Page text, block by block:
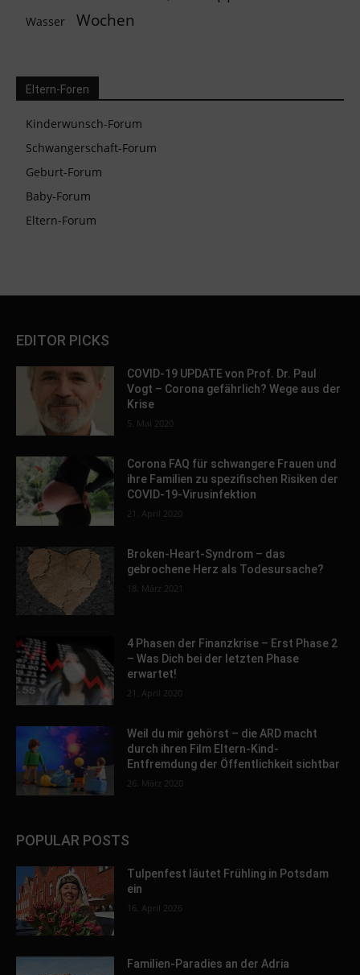
Wasser Wochen
Eltern-Foren
Kinderwunsch-Forum
Schwangerschaft-Forum
Geburt-Forum
Baby-Forum
Eltern-Forum
EDITOR PICKS
COVID-19 UPDATE von Prof. Dr. Paul
Vogt – Corona gefährlich? Wege aus der
Krise
5. Mai 2020
Corona FAQ für schwangere Frauen und
ihre Familien zu spezifischen Risiken der
COVID-19-Virusinfektion
21. April 2020
Broken-Heart-Syndrom – das
gebrochene Herz als Todesursache?
18. März 2021
4 Phasen der Finanzkrise – Erst Phase 2
– Was Dich bei der letzten Phase
erwartet!
21. April 2020
Weil du mir gehörst – die ARD macht
durch ihren Film Eltern-Kind-
Entfremdung der Öffentlichkeit sichtbar
26. März 2020
POPULAR POSTS
Tulpenfest läutet Frühling in Potsdam
ein
16. April 2026
Familien-Paradies an der Adria